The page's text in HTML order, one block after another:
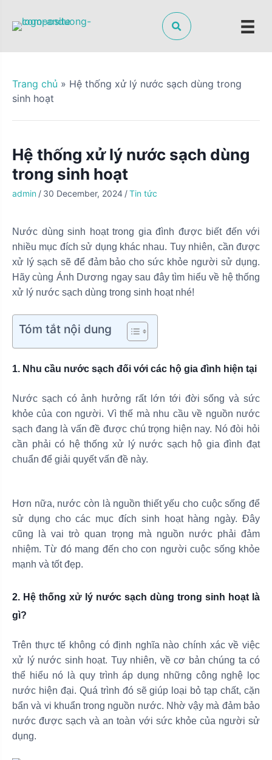
p
Trang chủ » Hệ thống xử lý nước sạch dùng trong
sinh hoạt
Hệ thống xử lý nước sạch dùng
trong sinh hoạt
admin / 30 December, 2024 /Tin tức
Nước dùng sinh hoạt trong gia đình được biết đến với
nhiều mục đích sử dụng khác nhau. Tuy nhiên, cần được
xử lý sạch sẽ để đảm bảo cho sức khỏe người sử dụng.
Hãy cùng Ánh Dương ngay sau đây tìm hiểu về hệ thống
xử lý nước sạch dùng trong sinh hoạt nhé!
Tóm tắt nội dung
1. Nhu cầu nước sạch đối với các hộ gia đình hiện tại
Nước sạch có ảnh hưởng rất lớn tới đời sống và sức
khỏe của con người. Vì thế mà nhu cầu về nguồn nước
sạch đang là vấn đề được chú trọng hiện nay. Nó đòi hỏi
cần phải có hệ thống xử lý nước sạch hộ gia đình đạt
chuẩn để giải quyết vấn đề này.
Hơn nữa, nước còn là nguồn thiết yếu cho cuộc sống để
sử dụng cho các mục đích sinh hoạt hàng ngày. Đây
cũng là vai trò quan trọng mà nguồn nước phải đảm
nhiệm. Từ đó mang đến cho con người cuộc sống khỏe
mạnh và tốt đẹp.
2. Hệ thống xử lý nước sạch dùng trong sinh hoạt là
gì?
Trên thực tế không có định nghĩa nào chính xác về việc
xử lý nước sinh hoạt. Tuy nhiên, về cơ bản chúng ta có
thể hiểu nó là quy trình áp dụng những công nghệ lọc
nước hiện đại. Quá trình đó sẽ giúp loại bỏ tạp chất, cặn
bẩn và vi khuẩn trong nguồn nước. Nhờ vậy mà đảm bảo
nước được sạch và an toàn với sức khỏe của người sử
dụng.